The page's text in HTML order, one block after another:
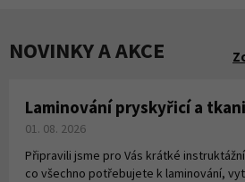
NOVINKY A AKCE
Laminování pryskyřicí a
01. 08. 2026
Připravili jsme pro Vás krátké
co všechno potřebujete k laminování,